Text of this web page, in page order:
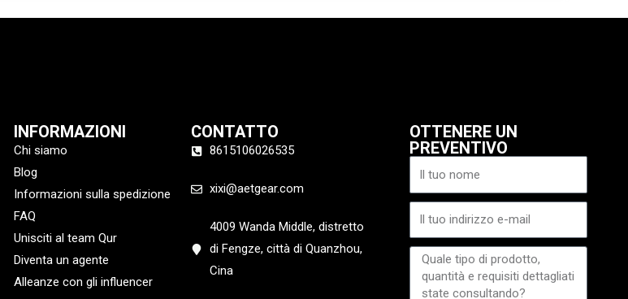
INFORMAZIONI
Chi siamo
Blog
Informazioni sulla spedizione
FAQ
Unisciti al team Qur
Diventa un agente
Alleanze con gli influencer
CONTATTO
8615106026535
xixi@aetgear.com
4009 Wanda Middle, distretto
di Fengze, città di Quanzhou,
Cina
OTTENERE UN
PREVENTIVO
Email
Messaggio